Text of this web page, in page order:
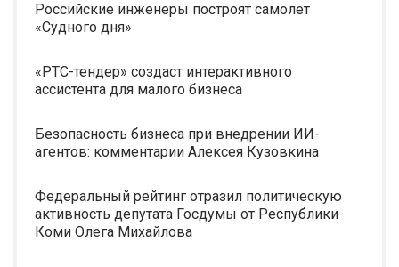
Российские инженеры построят самолет
«Судного дня»
«РТС-тендер» создаст интерактивного
ассистента для малого бизнеса
Безопасность бизнеса при внедрении ИИ-
агентов: комментарии Алексея Кузовкина
Федеральный рейтинг отразил политическую
активность депутата Госдумы от Республики
Коми Олега Михайлова